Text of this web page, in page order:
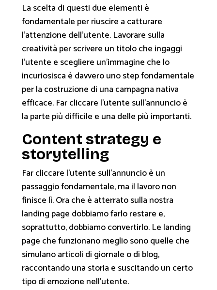
La scelta di questi due elementi è
fondamentale per riuscire a catturare
l’attenzione dell’utente. Lavorare sulla
creatività per scrivere un titolo che ingaggi
l’utente e scegliere un’immagine che lo
incuriosisca è davvero uno step fondamentale
per la costruzione di una campagna nativa
efficace. Far cliccare l’utente sull’annuncio è
la parte più difficile e una delle più importanti.
Content strategy e
storytelling
Far cliccare l’utente sull’annuncio è un
passaggio fondamentale, ma il lavoro non
finisce lì. Ora che è atterrato sulla nostra
landing page dobbiamo farlo restare e,
soprattutto, dobbiamo convertirlo. Le landing
page che funzionano meglio sono quelle che
simulano articoli di giornale o di blog,
raccontando una storia e suscitando un certo
tipo di emozione nell’utente.